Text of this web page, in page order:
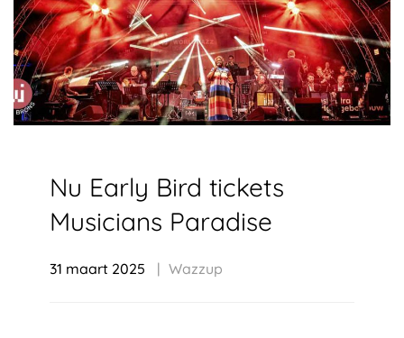
Nu Early Bird tickets
Musicians Paradise
31 maart 2025 Wazzup